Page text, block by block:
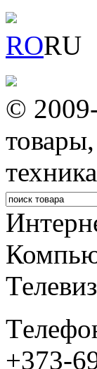
RORU
©
+373-